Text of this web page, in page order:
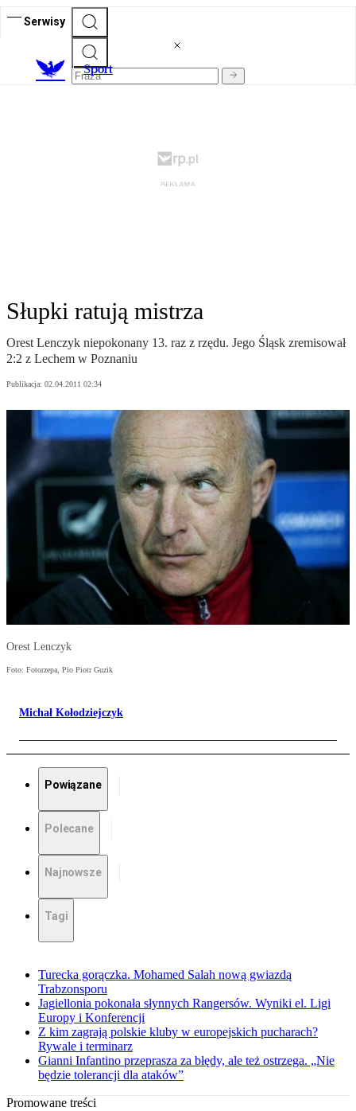
Serwisy
Sport
Słupki ratują mistrza
Orest Lenczyk niepokonany 13. raz z rzędu. Jego Śląsk zremisował
2:2 z Lechem w Poznaniu
Publikacja: 02.04.2011 02:34
Orest Lenczyk
Foto: Fotorzepa, Pio Piotr Guzik
Michał Kołodziejczyk
Powiązane
Polecane
Najnowsze
Tagi
Turecka gorączka. Mohamed Salah nową gwiazdą
Trabzonsporu
Jagiellonia pokonała słynnych Rangersów. Wyniki el. Ligi
Europy i Konferencji
Z kim zagrają polskie kluby w europejskich pucharach?
Rywale i terminarz
Gianni Infantino przeprasza za błędy, ale też ostrzega. „Nie
będzie tolerancji dla ataków”
Promowane treści